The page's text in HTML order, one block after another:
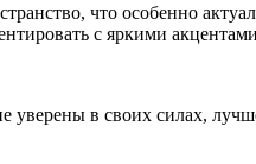
что особенно
с яркими
в своих силах,